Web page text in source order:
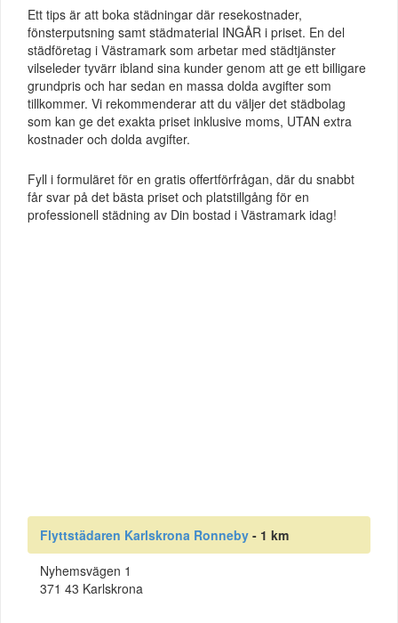
Ett tips är att boka städningar där resekostnader,
fönsterputsning samt städmaterial INGÅR i priset. En del
städföretag i Västramark som arbetar med städtjänster
vilseleder tyvärr ibland sina kunder genom att ge ett billigare
grundpris och har sedan en massa dolda avgifter som
tillkommer. Vi rekommenderar att du väljer det städbolag
som kan ge det exakta priset inklusive moms, UTAN extra
kostnader och dolda avgifter.
Fyll i formuläret för en gratis offertförfrågan, där du snabbt
får svar på det bästa priset och platstillgång för en
professionell städning av Din bostad i Västramark idag!
Flyttstädaren Karlskrona Ronneby - 1 km
Nyhemsvägen 1
371 43 Karlskrona